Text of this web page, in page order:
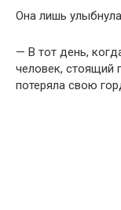
Она лишь
— В тот день,
человек, стоящий
потеряла свою